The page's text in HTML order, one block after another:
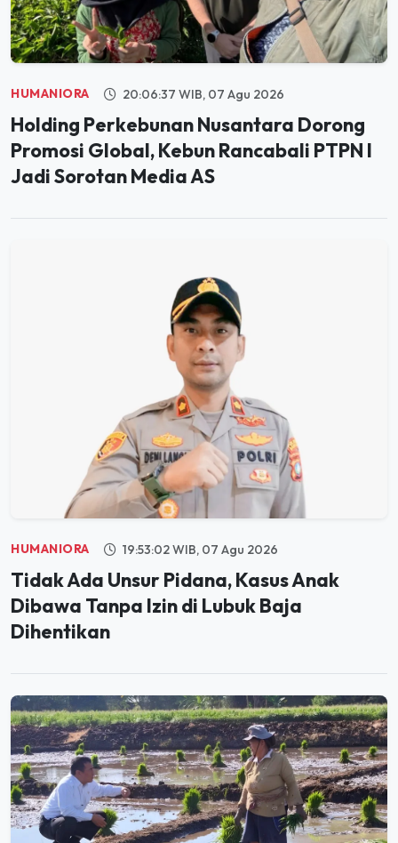
HUMANIORA 20:06:37 WIB, 07 Agu 2026
Holding Perkebunan Nusantara Dorong
Promosi Global, Kebun Rancabali PTPN I
Jadi Sorotan Media AS
HUMANIORA 19:53:02 WIB, 07 Agu 2026
Tidak Ada Unsur Pidana, Kasus Anak
Dibawa Tanpa Izin di Lubuk Baja
Dihentikan